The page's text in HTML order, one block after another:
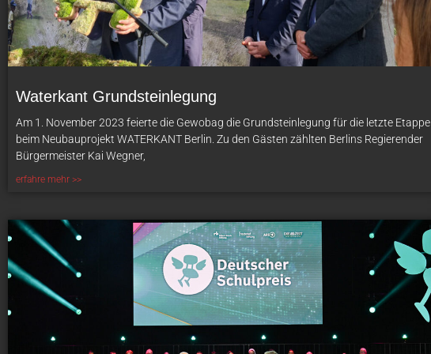
Waterkant Grundsteinlegung
Am 1. November 2023 feierte die Gewobag die Grundsteinlegung für die letzte Etappe
beim Neubauprojekt WATERKANT Berlin. Zu den Gästen zählten Berlins Regierender
Bürgermeister Kai Wegner,
erfahre mehr >>